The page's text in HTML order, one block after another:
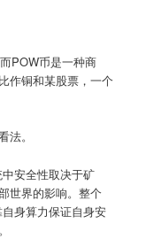
POW币是一种商
作铜和某股票，一个
。
安全性取决于矿
世界的影响。整个
身算力保证自身安